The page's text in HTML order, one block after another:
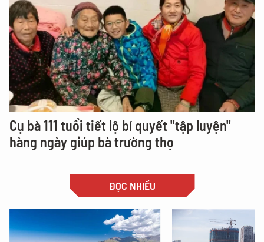
Cụ bà 111 tuổi tiết lộ bí quyết "tập luyện"
hàng ngày giúp bà trường thọ
ĐỌC NHIỀU